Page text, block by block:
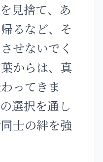
見捨て、あ
るなど、そ
せないでく
からは、真
ってきま
選択を通し
士の絆を強